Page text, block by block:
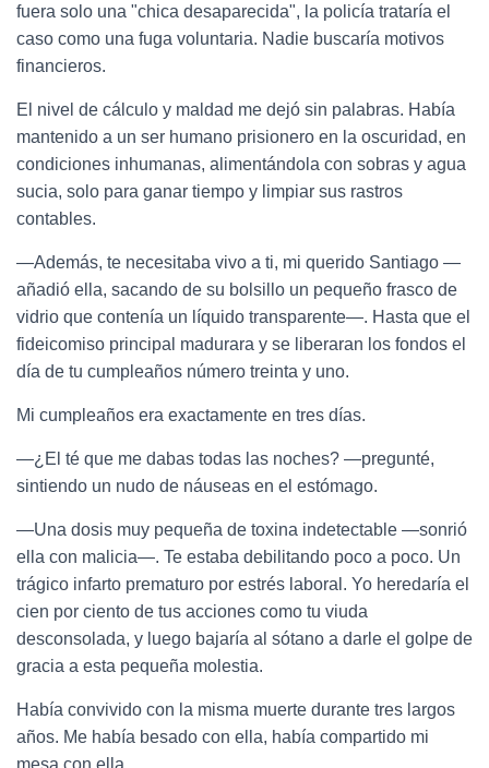
fuera solo una "chica desaparecida", la policía trataría el
caso como una fuga voluntaria. Nadie buscaría motivos
financieros.
El nivel de cálculo y maldad me dejó sin palabras. Había
mantenido a un ser humano prisionero en la oscuridad, en
condiciones inhumanas, alimentándola con sobras y agua
sucia, solo para ganar tiempo y limpiar sus rastros
contables.
—Además, te necesitaba vivo a ti, mi querido Santiago —
añadió ella, sacando de su bolsillo un pequeño frasco de
vidrio que contenía un líquido transparente—. Hasta que el
fideicomiso principal madurara y se liberaran los fondos el
día de tu cumpleaños número treinta y uno.
Mi cumpleaños era exactamente en tres días.
—¿El té que me dabas todas las noches? —pregunté,
sintiendo un nudo de náuseas en el estómago.
—Una dosis muy pequeña de toxina indetectable —sonrió
ella con malicia—. Te estaba debilitando poco a poco. Un
trágico infarto prematuro por estrés laboral. Yo heredaría el
cien por ciento de tus acciones como tu viuda
desconsolada, y luego bajaría al sótano a darle el golpe de
gracia a esta pequeña molestia.
Había convivido con la misma muerte durante tres largos
años. Me había besado con ella, había compartido mi
mesa con ella.